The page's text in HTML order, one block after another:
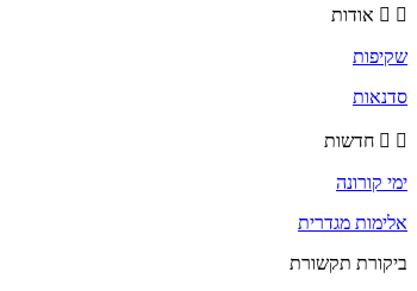
אודות
שקיפות
סדנאות
חדשות
ימי קורונה
אלימות מגדרית
ביקורת תקשורת